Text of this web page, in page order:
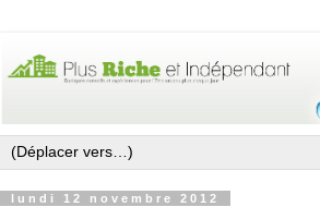
lundi 12 novembre 2012